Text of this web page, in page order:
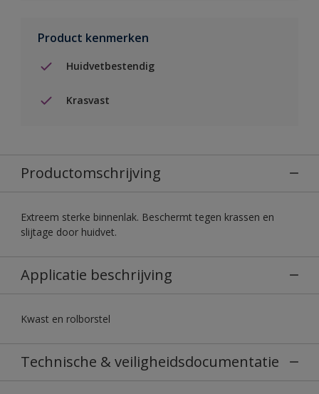
Product kenmerken
Huidvetbestendig
Krasvast
Productomschrijving
Extreem sterke binnenlak. Beschermt tegen krassen en
slijtage door huidvet.
Applicatie beschrijving
Kwast en rolborstel
Technische & veiligheidsdocumentatie